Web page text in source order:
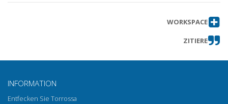
WORKSPACE
ZITIERE
INFORMATION
Entfecken Sie Torrossa